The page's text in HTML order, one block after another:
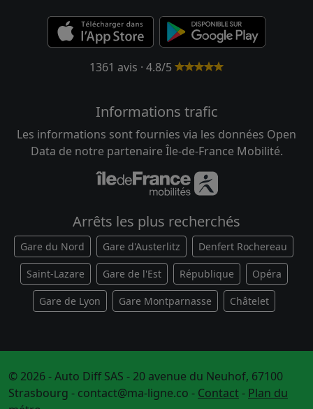
1361 avis · 4.8/5
Informations trafic
Les informations sont fournies via les données Open
Data de notre partenaire Île-de-France Mobilité.
Arrêts les plus recherchés
Gare du Nord Gare d'Austerlitz Denfert Rochereau
Saint-Lazare Gare de l'Est République Opéra
Gare de Lyon Gare Montparnasse Châtelet
© 2026 - Auto Diff SAS - 20 avenue du Neuhof, 67100
Strasbourg - contact@ma-ligne.co - Contact- Plan du